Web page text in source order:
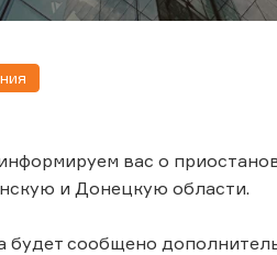
вас о
и Донецкую области.
будет сообщено